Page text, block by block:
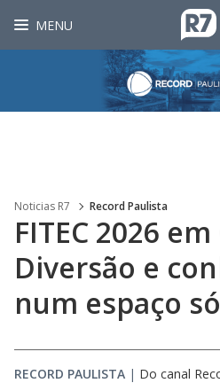
MENU
Noticias R7 Record Paulista
FITEC 2026
Diversão e
num espaço só
RECORD PAULISTA | Do canal